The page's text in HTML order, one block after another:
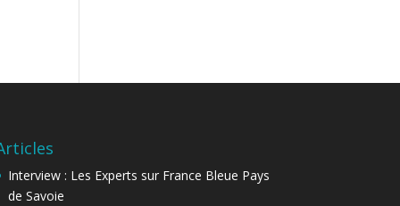
Interview : Les Experts sur France Bleue Pays
de Savoie